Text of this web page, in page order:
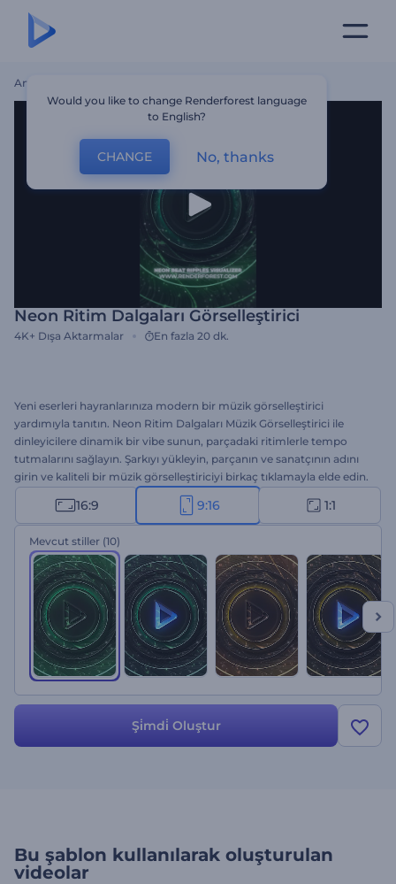
Ana Sayfa
Neon Ritim Dalgaları Görselleştirici
4K+ Dışa Aktarmalar En fazla 20 dk.
Yeni eserleri hayranlarınıza modern bir müzik görselleştirici
yardımıyla tanıtın. Neon Ritim Dalgaları Müzik Görselleştirici ile
dinleyicilere dinamik bir vibe sunun, parçadaki ritimlerle tempo
tutmalarını sağlayın. Şarkıyı yükleyin, parçanın ve sanatçının adını
girin ve kaliteli bir müzik görselleştiriciyi birkaç tıklamayla elde edin.
Tekno, hip-hop, elektronik ve dans müziği tanıtımları için ideal. Yeni
çıkan single ya da albümler için kullanın, dinleyicilere daha iyi bir
müzik deneyimi sunun. Hemen şimdi deneyin!
16:9 9:16 1:1
Mevcut stiller (10)
Şi̇mdi̇ Oluştur
Bu şablon kullanılarak oluşturulan
videolar
Would you like to change Renderforest language
to English?
CHANGE No, thanks